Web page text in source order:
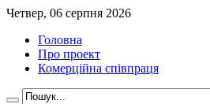
Четвер, 06 серпня 2026
Головна
Про проект
Комерційна співпраця